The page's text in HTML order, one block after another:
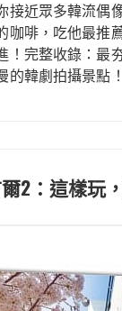
接近眾多韓流偶
咖啡，吃他最推
！完整收錄：最
的韓劇拍攝景點！
2：這樣玩